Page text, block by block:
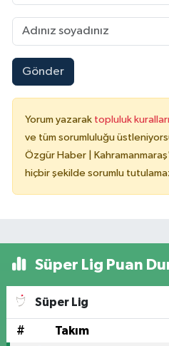
Gönder
Yorum yazarak topluluk
ve tüm sorumluluğu
Özgür Haber |
hiçbir şekilde sorumlu
Süper Lig Puan
Süper Lig
# Takım